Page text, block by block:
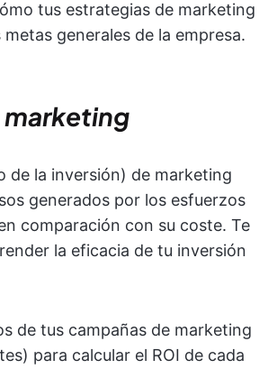
tus estrategias de marketing
generales de la empresa.
marketing
de la inversión) de marketing
generados por los esfuerzos
comparación con su coste. Te
la eficacia de tu inversión
de tus campañas de marketing
para calcular el ROI de cada